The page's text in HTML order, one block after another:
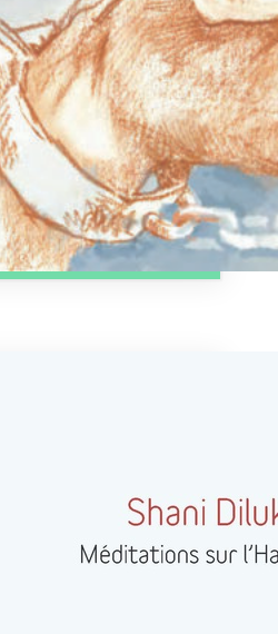
l’Art
une réflexion
sur la dimension
et de la musique À la
philosophique et du
le…